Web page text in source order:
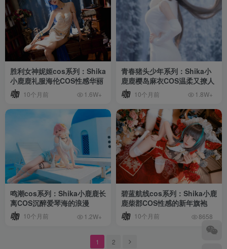
胜利女神妮姬cos系列：Shika
小鹿鹿礼服海伦COS性感华丽
10个月前 1.6W+
青春猪头少年系列：Shika小
鹿鹿樱岛麻衣COS温柔又撩人
10个月前 1.8W+
鸣潮cos系列：Shika小鹿鹿长
离COS沉醉爱琴海的浪漫
10个月前 1.2W+
碧蓝航线cos系列：Shika小鹿
鹿柴郡COS性感的新年旗袍
10个月前 8658
1 2